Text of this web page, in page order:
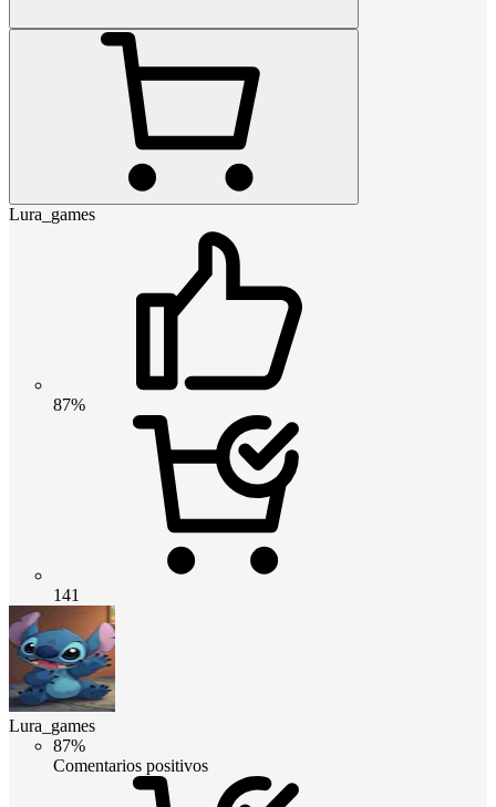
Lura_games
87%
141
Lura_games
87%
Comentarios positivos